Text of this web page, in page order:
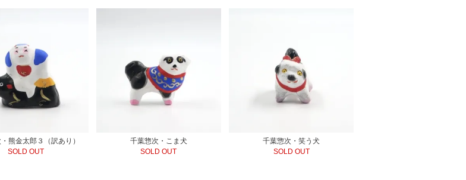
熊金太郎３（訳あり）
SOLD OUT
千葉惣次・こま犬
SOLD OUT
千葉惣次・笑う犬
SOLD OUT